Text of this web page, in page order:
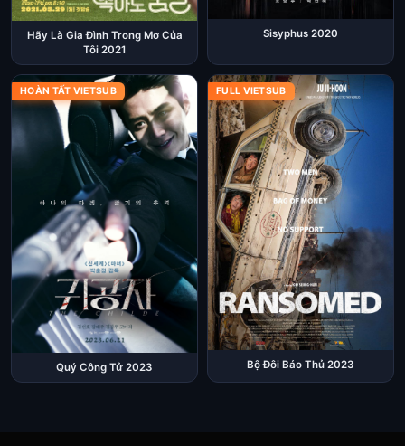
Hãy Là Gia Đình Trong Mơ Của
Tôi 2021
Sisyphus 2020
HOÀN TẤT VIETSUB
Quý Công Tử 2023
FULL VIETSUB
Bộ Đôi Báo Thủ 2023